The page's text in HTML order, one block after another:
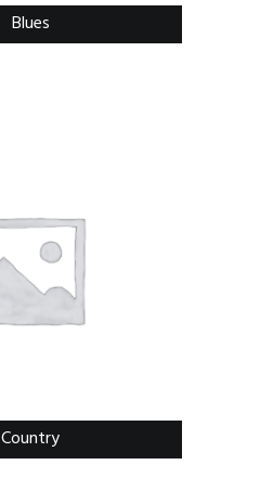
Blues
Country